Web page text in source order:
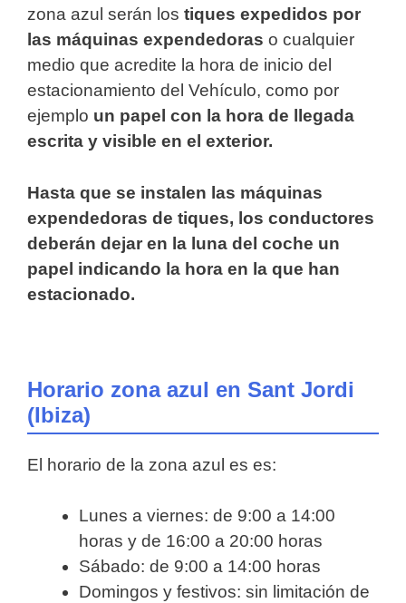
zona azul serán los tiques expedidos por
las máquinas expendedoras o cualquier
medio que acredite la hora de inicio del
estacionamiento del Vehículo, como por
ejemplo un papel con la hora de llegada
escrita y visible en el exterior.
Hasta que se instalen las máquinas
expendedoras de tiques, los conductores
deberán dejar en la luna del coche un
papel indicando la hora en la que han
estacionado.
Horario zona azul en Sant Jordi
(Ibiza)
El horario de la zona azul es es:
Lunes a viernes: de 9:00 a 14:00
horas y de 16:00 a 20:00 horas
Sábado: de 9:00 a 14:00 horas
Domingos y festivos: sin limitación de